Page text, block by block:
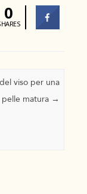
0
viso per una
pelle matura →